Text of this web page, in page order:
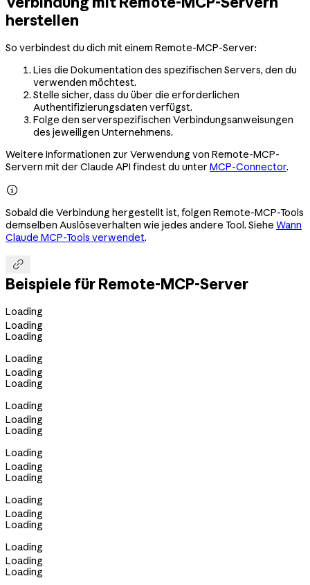
herstellen
So verbindest du dich mit einem Remote-MCP-Server:
Lies die Dokumentation des spezifischen Servers, den du
verwenden möchtest.
Stelle sicher, dass du über die erforderlichen
Authentifizierungsdaten verfügst.
Folge den serverspezifischen Verbindungsanweisungen
des jeweiligen Unternehmens.
Weitere Informationen zur Verwendung von Remote-MCP-
Servern mit der Claude API findest du unter MCP-Connector.

Sobald die Verbindung hergestellt ist, folgen Remote-MCP-Tools
demselben Auslöseverhalten wie jedes andere Tool. Siehe Wann
Claude MCP-Tools verwendet.

Beispiele für Remote-MCP-Server
Loading
Loading
Loading
Loading
Loading
Loading
Loading
Loading
Loading
Loading
Loading
Loading
Loading
Loading
Loading
Loading
Loading
Loading